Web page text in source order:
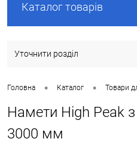
Каталог товарів
Уточнити розділ
Головна • Каталог • Товари
Намети High Peak з
3000 мм